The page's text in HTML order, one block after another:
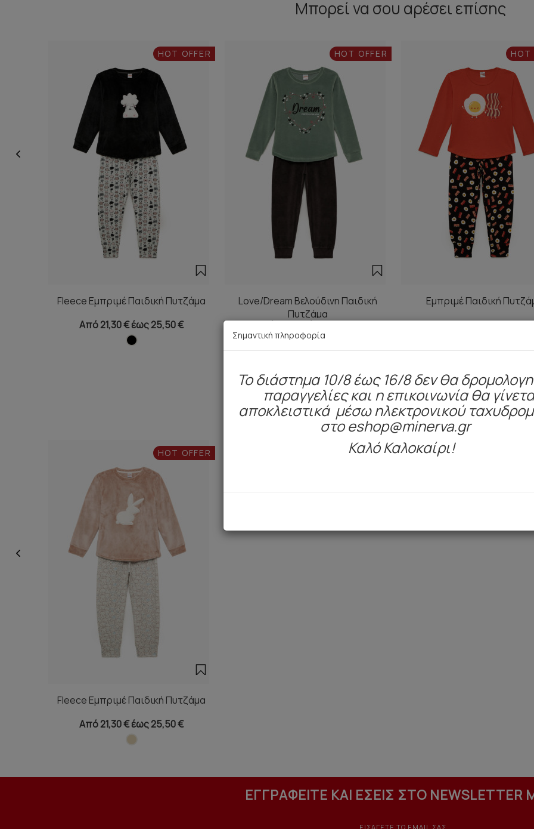
Μπορεί να σου αρέσει επίσης
HOT OFFER
Fleece Εμπριμέ Παιδική Πυτζάμα
Από 21,30 € έως 25,50 €
HOT OFFER
Love/Dream Βελούδινη Παιδική
Πυτζάμα
Από 21,50 € έως 25,70 €
HOT
Εμπριμέ Παιδική
15,50 €
Είδατε πρόσφατα
HOT OFFER
Fleece Εμπριμέ Παιδική Πυτζάμα
Από 21,30 € έως 25,50 €
ΕΓΓΡΑΦΕΙΤΕ ΚΑΙ ΕΣΕΙΣ ΣΤΟ NEWSLETTER
Σημαντική πληροφορία
To διάστημα 10/8 έως 16/8 δεν θα
παραγγελίες και η επικοινωνία θα
αποκλειστικά μέσω ηλεκτρονικού
στο eshop@minerva.gr
Καλό Καλοκαίρι!